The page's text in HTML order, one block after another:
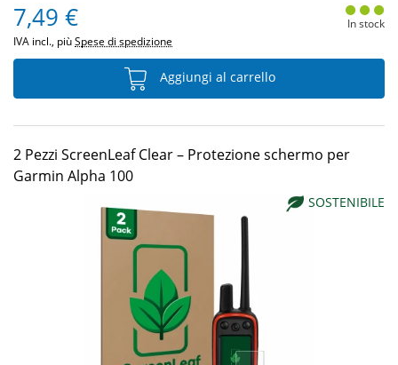
7,49 €
IVA incl., piùSpese di spedizione
In stock
Aggiungi al carrello
2 Pezzi ScreenLeaf Clear – Protezione schermo per
Garmin Alpha 100
SOSTENIBILE